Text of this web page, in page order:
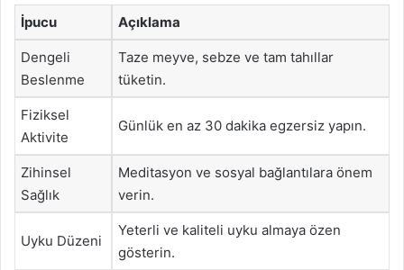
İpucu Açıklama
Dengeli
Beslenme
Taze meyve, sebze ve tam tahıllar
tüketin.
Fiziksel
Aktivite
Günlük en az 30 dakika egzersiz yapın.
Zihinsel
Sağlık
Meditasyon ve sosyal bağlantılara önem
verin.
Uyku Düzeni
Yeterli ve kaliteli uyku almaya özen
gösterin.